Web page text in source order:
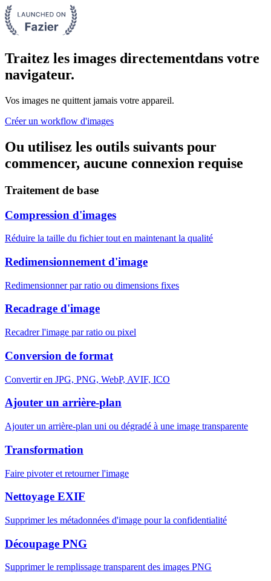
Traitez les images directementdans votre
navigateur.
Vos images ne quittent jamais votre appareil.
Créer un workflow d'images
Ou utilisez les outils suivants pour
commencer, aucune connexion requise
Traitement de base
Compression d'images
Réduire la taille du fichier tout en maintenant la qualité
Redimensionnement d'image
Redimensionner par ratio ou dimensions fixes
Recadrage d'image
Recadrer l'image par ratio ou pixel
Conversion de format
Convertir en JPG, PNG, WebP, AVIF, ICO
Ajouter un arrière-plan
Ajouter un arrière-plan uni ou dégradé à une image transparente
Transformation
Faire pivoter et retourner l'image
Nettoyage EXIF
Supprimer les métadonnées d'image pour la confidentialité
Découpage PNG
Supprimer le remplissage transparent des images PNG